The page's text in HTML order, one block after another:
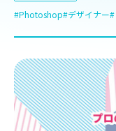
Photoshop デザイナー